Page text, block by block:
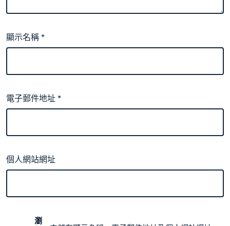
顯示名稱*
電子郵件地址*
個人網站網址
瀏